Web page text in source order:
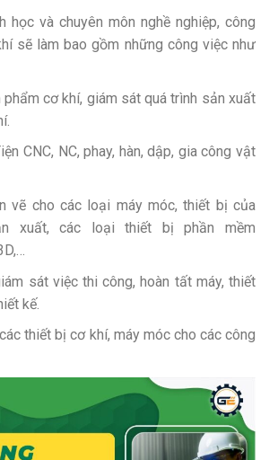
học và chuyên môn nghề nghiệp, công
sẽ làm bao gồm những công việc như
cơ khí, giám sát quá trình sản xuất
CNC, NC, phay, hàn, dập, gia công vật
vẽ cho các loại máy móc, thiết bị của
xuất, các loại thiết bị phần mềm
sát việc thi công, hoàn tất máy, thiết
kế.
thiết bị cơ khí, máy móc cho các công